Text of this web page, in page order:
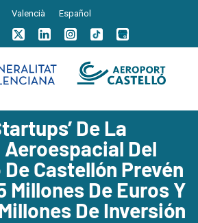
Valencià Español
De La
Del
Castellón Prevén
Millones De Euros Y
De Inversión